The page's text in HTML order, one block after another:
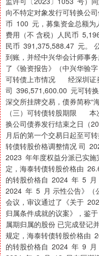
向不特定对象发行可转换公
币 100 元，募集资金总额
费用（不 含税）人民币
民币 391,375,588.47 元。
到账，并经中兴华会计师事
了《验资报告》（中兴华
可转债上市情况 经深圳证
司 396,571,600.00 元可转
深交所挂牌交易，债券简称
（三）可转债转股期限 本
换公司债券发行结束之日（
月后的第一个交易日起至
转债转股价格调整情况 司
2023 年年度权益分派已实
定，海泰转债转股价格由
的转股价格自 2024 年 5 月
2024 年 5 月 示性公告》（
会议，审议通过了《关于
归属条件成就的议案》，鉴
属期归属的股份 已完成登记
规定，海泰转债转股价格由
的转股价格自 2024 年 9 月